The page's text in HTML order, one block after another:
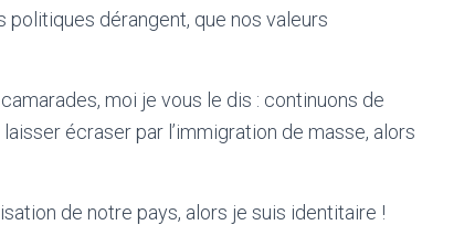
politiques dérangent, que nos valeurs
moi je vous le dis : continuons de
écraser par l’immigration de masse, alors
de notre pays, alors je suis identitaire !